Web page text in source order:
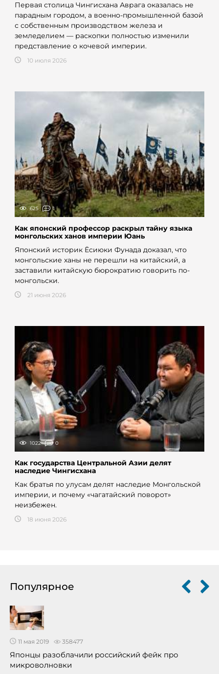
Первая столица Чингисхана Аврага оказалась не
парадным городом, а военно-промышленной базой
с собственным производством железа и
земледелием — раскопки полностью изменили
представление о кочевой империи.
10 июля 2026
625 1
Как японский профессор раскрыл тайну языка
монгольских ханов империи Юань
Японский историк Ёсиюки Фунада доказал, что
монгольские ханы не перешли на китайский, а
заставили китайскую бюрократию говорить по-
монгольски.
21 июня 2026
1022 0
Как государства Центральной Азии делят
наследие Чингисхана
Как братья по улусам делят наследие Монгольской
империи, и почему «чагатайский поворот»
неизбежен.
18 июня 2026
Популярное
11 мая 2019 358477
Японцы разоблачили российский фейк про
микроволновки